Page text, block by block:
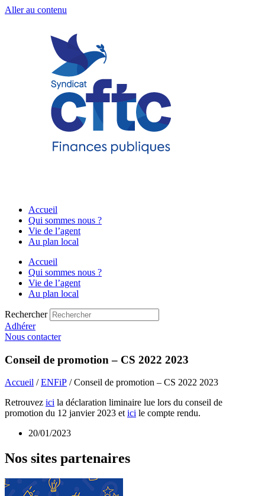
Aller au contenu
Accueil
Qui sommes nous ?
Vie de l’agent
Au plan local
Accueil
Qui sommes nous ?
Vie de l’agent
Au plan local
Rechercher
Adhérer
Nous contacter
Conseil de promotion – CS 2022 2023
Accueil /ENFiP / Conseil de promotion – CS 2022 2023
Retrouvez ici la déclaration liminaire lue lors du conseil de
promotion du 12 janvier 2023 etici le compte rendu.
20/01/2023
Nos sites partenaires